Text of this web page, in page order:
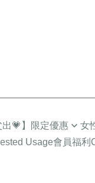
出💗】限定優惠 女
Usage會員福利